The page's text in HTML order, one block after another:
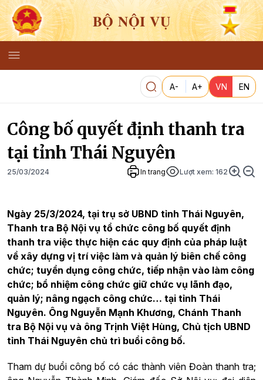
BỘ NỘI VỤ
A- A+ VN EN
Công bố quyết định thanh tra
tại tỉnh Thái Nguyên
25/03/2024 In trang Lượt xem: 162
Ngày 25/3/2024, tại trụ sở UBND tỉnh Thái Nguyên,
Thanh tra Bộ Nội vụ tổ chức công bố quyết định
thanh tra việc thực hiện các quy định của pháp luật
về xây dựng vị trí việc làm và quản lý biên chế công
chức; tuyển dụng công chức, tiếp nhận vào làm công
chức; bổ nhiệm công chức giữ chức vụ lãnh đạo,
quản lý; nâng ngạch công chức… tại tỉnh Thái
Nguyên. Ông Nguyễn Mạnh Khương, Chánh Thanh
tra Bộ Nội vụ và ông Trịnh Việt Hùng, Chủ tịch UBND
tỉnh Thái Nguyên chủ trì buổi công bố.
Tham dự buổi công bố có các thành viên Đoàn thanh tra;